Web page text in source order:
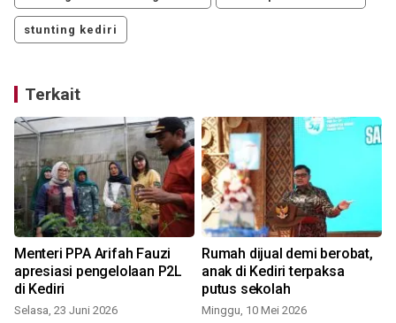
stunting kediri
Terkait
Menteri PPA Arifah Fauzi
apresiasi pengelolaan P2L
di Kediri
Selasa, 23 Juni 2026
Rumah dijual demi berobat,
anak di Kediri terpaksa
putus sekolah
Minggu, 10 Mei 2026